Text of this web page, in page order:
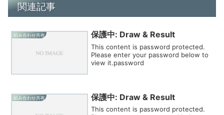
関連記事
組み合わせ共有 保護中: Draw & Result
This content is password protected.
Please enter your password below to
view it.password
組み合わせ共有 保護中: Draw & Result
This content is password protected.